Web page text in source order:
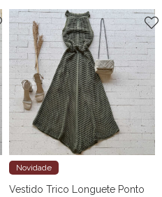
Novidade
Vestido Trico Longuete Ponto